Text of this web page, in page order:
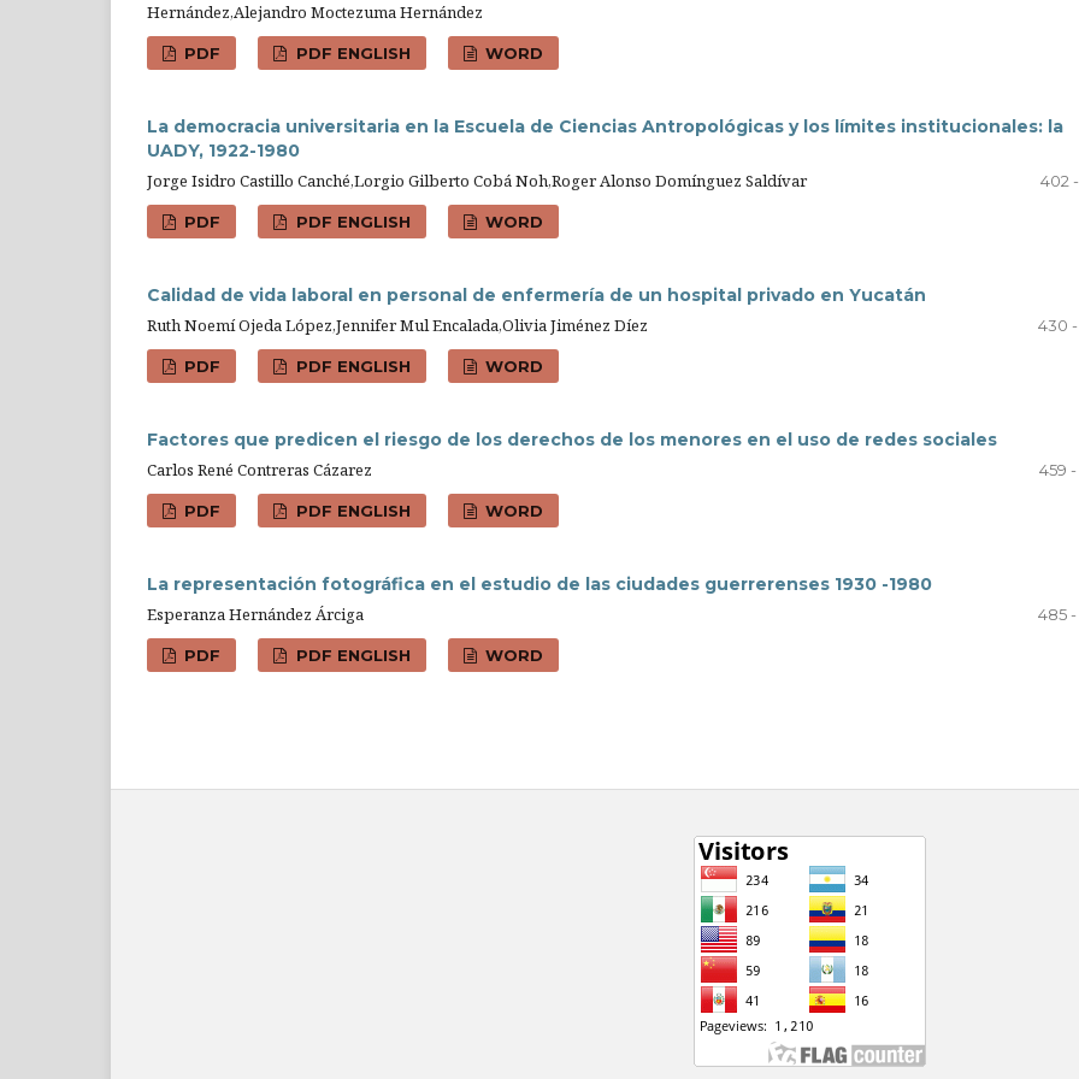
Hernández,Alejandro Moctezuma Hernández
PDF PDF ENGLISH WORD
La democracia universitaria en la Escuela de Ciencias Antropológicas y los límites institucionales: la
UADY, 1922-1980
Jorge Isidro Castillo Canché,Lorgio Gilberto Cobá Noh,Roger Alonso Domínguez Saldívar
402
PDF PDF ENGLISH WORD
Calidad de vida laboral en personal de enfermería de un hospital privado en Yucatán
Ruth Noemí Ojeda López,Jennifer Mul Encalada,Olivia Jiménez Díez
430
PDF PDF ENGLISH WORD
Factores que predicen el riesgo de los derechos de los menores en el uso de redes sociales
Carlos René Contreras Cázarez
459
PDF PDF ENGLISH WORD
La representación fotográfica en el estudio de las ciudades guerrerenses 1930 -1980
Esperanza Hernández Árciga
485
PDF PDF ENGLISH WORD